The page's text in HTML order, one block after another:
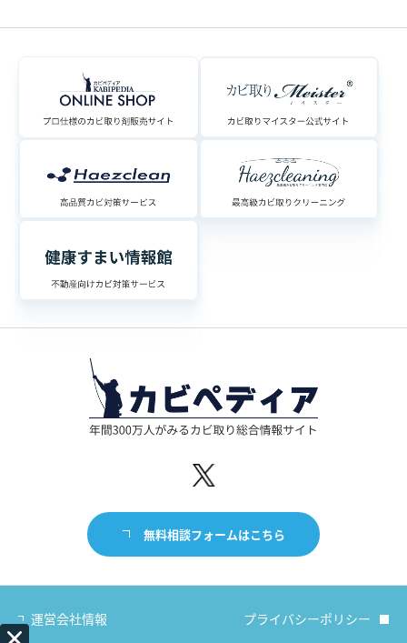
無料相談フォームはこちら
運営会社情報 プライバシーポリシー